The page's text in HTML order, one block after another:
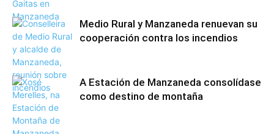
Medio Rural y Manzaneda renuevan su
cooperación contra los incendios
A Estación de Manzaneda consolídase
como destino de montaña